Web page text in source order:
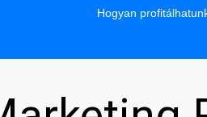
Hogyan